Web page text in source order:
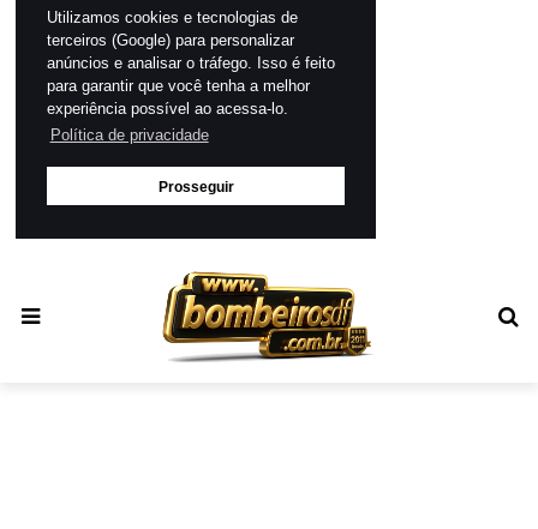
Utilizamos cookies e tecnologias de
terceiros (Google) para personalizar
anúncios e analisar o tráfego. Isso é feito
para garantir que você tenha a melhor
experiência possível ao acessa-lo.
Política de privacidade
Prosseguir